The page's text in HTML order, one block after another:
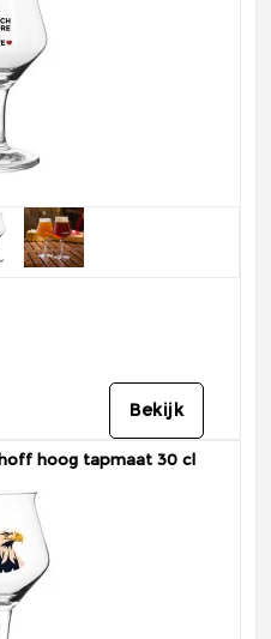
Bekijk
hoog tapmaat 30 cl